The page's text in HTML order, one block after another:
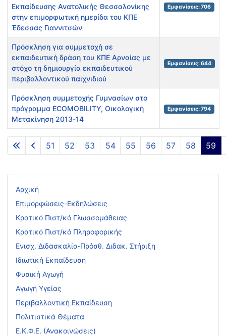
Αρχική
Επιμορφώσεις-Εκδηλώσεις
Κρατικό Πιστ/κό Γλωσσομάθειας
Κρατικό Πιστ/κό Πληροφορικής
Ενισχ. Διδασκαλία-Πρόσθ. Διδακ. Στήριξη
Ιδιωτική Εκπαίδευση
Φυσική Αγωγή
Αγωγή Υγείας
Περιβαλλοντική Εκπαίδευση
Πολιτιστικά Θέματα
Ε.Κ.Φ.Ε. (Ανακοινώσεις)
Εκπαίδευσης Ανατολικής Θεσσαλονίκης
στην επιμορφωτική ημερίδα του ΚΠΕ
Έδεσσας Γιαννιτσών
Εμφανίσεις: 706
Πρόσκληση για συμμετοχή σε
εκπαιδευτική δράση του ΚΠΕ Αρναίας με
στόχο τη δημιουργία εκπαιδευτικού
περιβαλλοντικού παιχνιδιού
Εμφανίσεις: 644
Πρόσκληση συμμετοχής Γυμνασίων στο
πρόγραμμα ECOMOBILITY, Οικολογική
Μετακίνηση 2013-14
Εμφανίσεις: 794
Σελίδα 59 από 60
51 52 53 54 55 56 57 58 59